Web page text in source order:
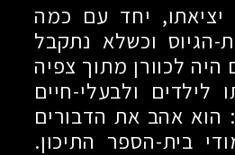
יחד עם כמה
הגיוס וכשלא נתקבל
לכוורן מתוך צפיה
לילדים ולבעלי-חיים
הוא אהב את הדבורים
בית-הספר התיכון.